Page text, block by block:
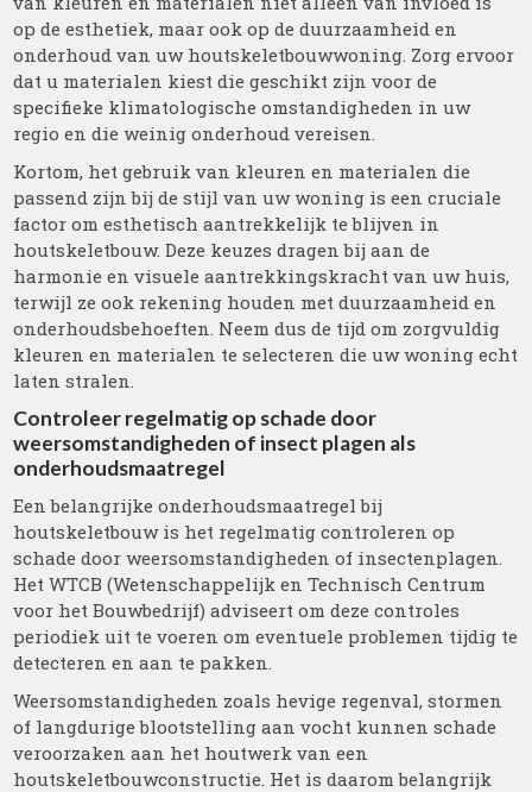
op de esthetiek, maar ook op de duurzaamheid en
onderhoud van uw houtskeletbouwwoning. Zorg ervoor
dat u materialen kiest die geschikt zijn voor de
specifieke klimatologische omstandigheden in uw
regio en die weinig onderhoud vereisen.
Kortom, het gebruik van kleuren en materialen die
passend zijn bij de stijl van uw woning is een cruciale
factor om esthetisch aantrekkelijk te blijven in
houtskeletbouw. Deze keuzes dragen bij aan de
harmonie en visuele aantrekkingskracht van uw huis,
terwijl ze ook rekening houden met duurzaamheid en
onderhoudsbehoeften. Neem dus de tijd om zorgvuldig
kleuren en materialen te selecteren die uw woning echt
laten stralen.
Controleer regelmatig op schade door
weersomstandigheden of insect plagen als
onderhoudsmaatregel
Een belangrijke onderhoudsmaatregel bij
houtskeletbouw is het regelmatig controleren op
schade door weersomstandigheden of insectenplagen.
Het WTCB (Wetenschappelijk en Technisch Centrum
voor het Bouwbedrijf) adviseert om deze controles
periodiek uit te voeren om eventuele problemen tijdig te
detecteren en aan te pakken.
Weersomstandigheden zoals hevige regenval, stormen
of langdurige blootstelling aan vocht kunnen schade
veroorzaken aan het houtwerk van een
houtskeletbouwconstructie. Het is daarom belangrijk